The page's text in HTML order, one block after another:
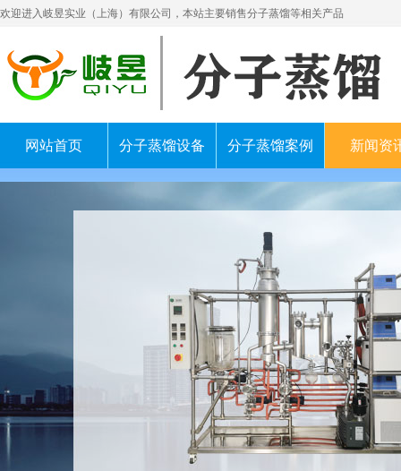
欢迎进入岐昱实业（上海）有限公司，本站主要销售分子蒸馏等相关产品
网站首页 分子蒸馏设备 分子蒸馏案例 新闻资